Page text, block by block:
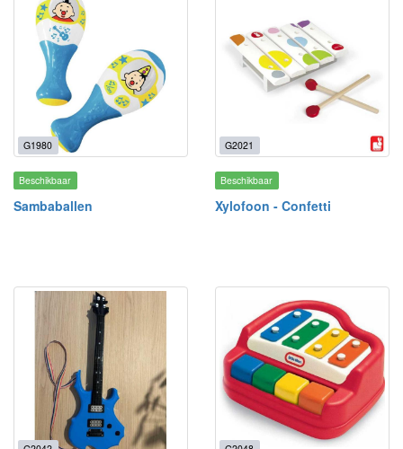
G1980
Beschikbaar
Sambaballen
G2021
Beschikbaar
Xylofoon - Confetti